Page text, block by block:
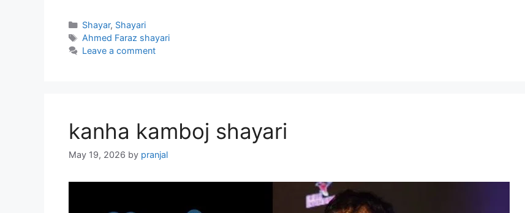
Categories
Shayar, Shayari
Tags
Ahmed Faraz shayari
Leave a comment
kanha kamboj shayari
May 19, 2026 by pranjal